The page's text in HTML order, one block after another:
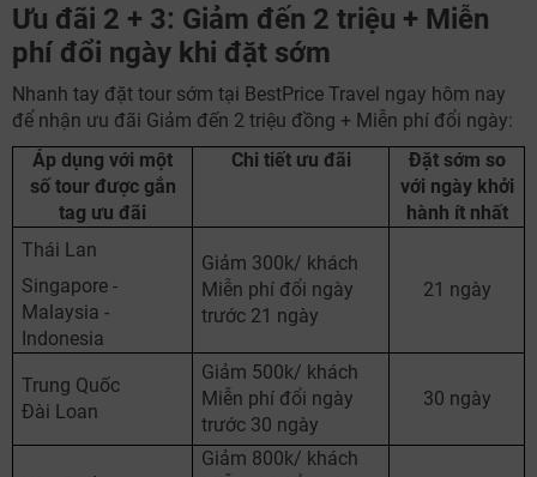
Ưu đãi 2 + 3: Giảm đến 2 triệu + Miễn
phí đổi ngày khi đặt sớm
Nhanh tay đặt tour sớm tại BestPrice Travel ngay hôm nay
để nhận ưu đãi Giảm đến 2 triệu đồng + Miễn phí đổi ngày:
Áp dụng với một
số tour được gắn
tag ưu đãi
Chi tiết ưu đãi
Đặt sớm so
với ngày khởi
hành ít nhất
Thái Lan
Giảm 300k/ khách
Miễn phí đổi ngày
trước 21 ngày
21 ngày
Singapore -
Malaysia -
Indonesia
Trung Quốc
Đài Loan
Giảm 500k/ khách
Miễn phí đổi ngày
trước 30 ngày
30 ngày
Giảm 800k/ khách